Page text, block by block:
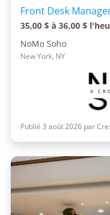
Front Desk
35,00 $ à 36,00 $
NoMo Soho
New York, NY
Publié 3 août 2026 par